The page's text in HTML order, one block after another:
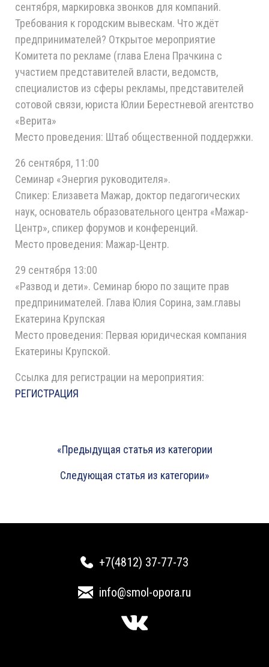
сентября, маркировка звонков для компаний.
Требования к городским вывескам. Что ждёт
предпринимателей? Открытое мероприятие
Комитета по рекламе (глава Елена Прачкина с
участием представителей власти, ведомств,
специалистов из сферы рекламы, представителей
сотовой связи, юриста Юлии Берестневой агентство
«Верита»
Место проведения: Штаб общественной поддержки.
26 сентября, 11:00
Семинар «Энергия руководителя».
Спикер: Елизавета Мажар, доктор педагогических
наук, основатель образовательного центра «Мажар-
Центр», спикер форумов и конференций.
Место проведения: Мажар-Центр.
29 сентября 13:00
«Развод и дети». Семинар бюро по защите прав
предпринимателей. Глава Юлия Сорина, зам.главы
Екатерина Крупская
Место проведения: Первая юридическая компания
Екатерины Крупской.
Ссылка для регистрации на мероприятия:
РЕГИСТРАЦИЯ
«Предыдущая статья из категории
Следующая статья из категории»
+7(4812) 37-77-73
info@smol-opora.ru